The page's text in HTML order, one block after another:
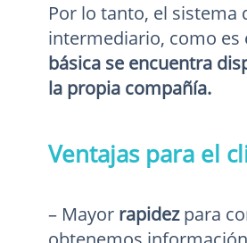
Por lo tanto, el
intermediario, como es
básica se encuentra
la propia compañía.
Ventajas para el
– Mayor rapidezpara